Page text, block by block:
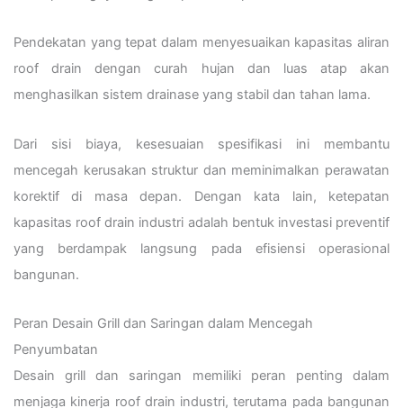
Pendekatan yang tepat dalam menyesuaikan kapasitas aliran
roof drain dengan curah hujan dan luas atap akan
menghasilkan sistem drainase yang stabil dan tahan lama.
Dari sisi biaya, kesesuaian spesifikasi ini membantu
mencegah kerusakan struktur dan meminimalkan perawatan
korektif di masa depan. Dengan kata lain, ketepatan
kapasitas roof drain industri adalah bentuk investasi preventif
yang berdampak langsung pada efisiensi operasional
bangunan.
Peran Desain Grill dan Saringan dalam Mencegah
Penyumbatan
Desain grill dan saringan memiliki peran penting dalam
menjaga kinerja roof drain industri, terutama pada bangunan